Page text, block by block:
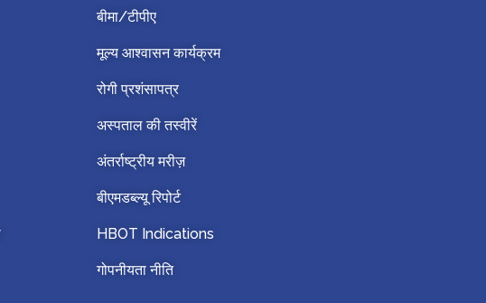
बीमा/टीपीए
मूल्य आश्वासन कार्यक्रम
रोगी प्रशंसापत्र
अस्पताल की तस्वीरें
अंतर्राष्ट्रीय मरीज़
बीएमडब्ल्यू रिपोर्ट
HBOT Indications
गोपनीयता नीति